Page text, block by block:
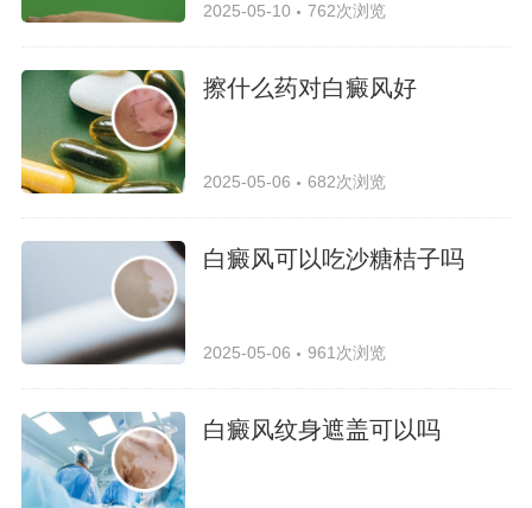
2025-05-10 762次浏览
擦什么药对白癜风好
2025-05-06 682次浏览
白癜风可以吃沙糖桔子吗
2025-05-06 961次浏览
白癜风纹身遮盖可以吗